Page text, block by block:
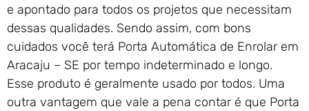
e apontado para todos os projetos que necessitam
dessas qualidades. Sendo assim, com bons
cuidados você terá Porta Automática de Enrolar em
Aracaju – SE por tempo indeterminado e longo.
Esse produto é geralmente usado por todos. Uma
outra vantagem que vale a pena contar é que Porta